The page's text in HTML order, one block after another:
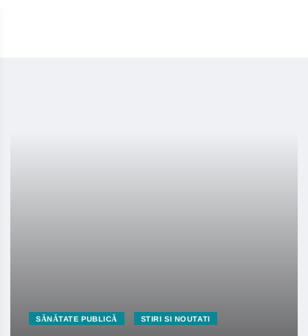
SĂNĂTATE PUBLICĂ STIRI SI NOUTATI